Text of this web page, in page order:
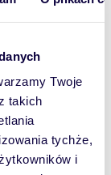
Twoje
takich
tychże,
i
o cenę
cenę
cenę